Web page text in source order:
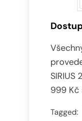
999 Kč
Tagged: